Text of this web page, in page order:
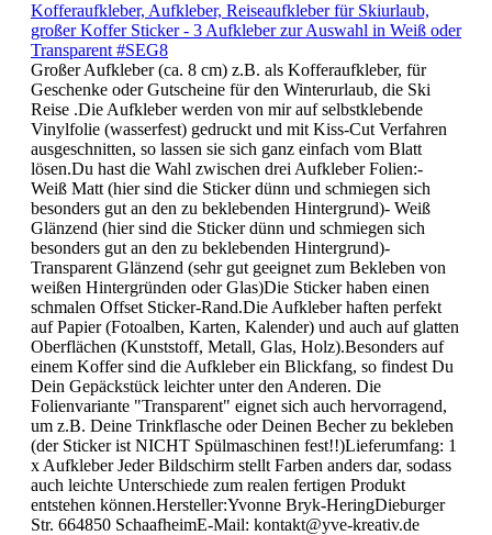
Kofferaufkleber, Aufkleber, Reiseaufkleber für Skiurlaub,
großer Koffer Sticker - 3 Aufkleber zur Auswahl in Weiß oder
Transparent #SEG8
Großer Aufkleber (ca. 8 cm) z.B. als Kofferaufkleber, für
Geschenke oder Gutscheine für den Winterurlaub, die Ski
Reise .Die Aufkleber werden von mir auf selbstklebende
Vinylfolie (wasserfest) gedruckt und mit Kiss-Cut Verfahren
ausgeschnitten, so lassen sie sich ganz einfach vom Blatt
lösen.Du hast die Wahl zwischen drei Aufkleber Folien:-
Weiß Matt (hier sind die Sticker dünn und schmiegen sich
besonders gut an den zu beklebenden Hintergrund)- Weiß
Glänzend (hier sind die Sticker dünn und schmiegen sich
besonders gut an den zu beklebenden Hintergrund)-
Transparent Glänzend (sehr gut geeignet zum Bekleben von
weißen Hintergründen oder Glas)Die Sticker haben einen
schmalen Offset Sticker-Rand.Die Aufkleber haften perfekt
auf Papier (Fotoalben, Karten, Kalender) und auch auf glatten
Oberflächen (Kunststoff, Metall, Glas, Holz).Besonders auf
einem Koffer sind die Aufkleber ein Blickfang, so findest Du
Dein Gepäckstück leichter unter den Anderen. Die
Folienvariante "Transparent" eignet sich auch hervorragend,
um z.B. Deine Trinkflasche oder Deinen Becher zu bekleben
(der Sticker ist NICHT Spülmaschinen fest!!)Lieferumfang: 1
x Aufkleber Jeder Bildschirm stellt Farben anders dar, sodass
auch leichte Unterschiede zum realen fertigen Produkt
entstehen können.Hersteller:Yvonne Bryk-HeringDieburger
Str. 664850 SchaafheimE-Mail: kontakt@yve-kreativ.de